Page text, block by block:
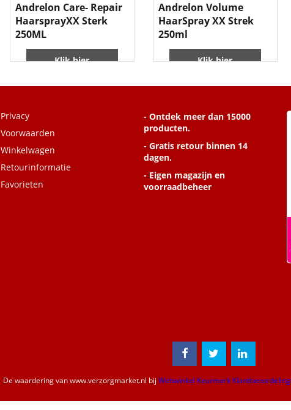
Andrelon Care- Repair
HaarsprayXX Sterk
250ML
Klik hier
Andrelon Volume
HaarSpray XX Strek
250ml
Klik hier
Privacy
Voorwaarden
Winkelwagen
Retourinformatie
Favorieten
- Ontdek meer dan 15000
producten.
- Gratis retour binnen 14
dagen.
- Eigen magazijn en
voorraadbeheer
De waardering vanwww.verzorgmarket.nl bij Webwinkel Keurmerk